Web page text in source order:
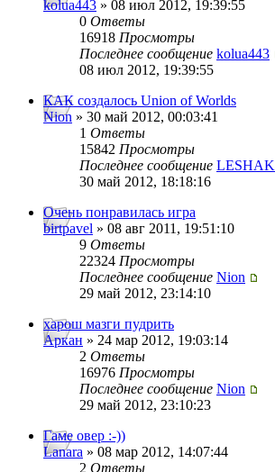
kolua443 » 08 июл 2012, 19:39:55
0 Ответы
16918 Просмотры
Последнее сообщение kolua443
08 июл 2012, 19:39:55
КАК создалось Union of Worlds
Nion » 30 май 2012, 00:03:41
1 Ответы
15842 Просмотры
Последнее сообщение LESHAK
30 май 2012, 18:18:16
Очень понравилась игра
birtpavel » 08 авг 2011, 19:51:10
9 Ответы
22324 Просмотры
Последнее сообщение Nion
29 май 2012, 23:14:10
харош мазги пудрить
Аркан » 24 мар 2012, 19:03:14
2 Ответы
16976 Просмотры
Последнее сообщение Nion
29 май 2012, 23:10:23
Гаме овер :-))
Lanara » 08 мар 2012, 14:07:44
2 Ответы